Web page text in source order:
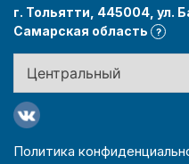
г. Тольятти, 445004, ул.
Самарская область
?
Политика